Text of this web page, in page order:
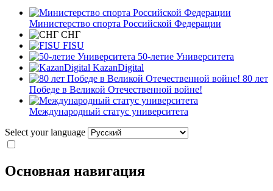
Министерство спорта Российской Федерации
СНГ
FISU
50-летие Университета
KazanDigital
80 лет
Победе в Великой Отечественной войне!
Международный статус университета
Select your language
Основная навигация